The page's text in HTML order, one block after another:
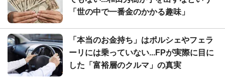
「世の中で一番金のかかる趣味」
「本当のお金持ち」はポルシェやフェラ
ーリには乗っていない...FPが実際に目に
した「富裕層のクルマ」の真実